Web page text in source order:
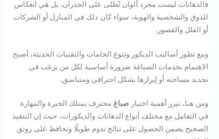
فالدهانات ليست مجرد ألوان تُطلى على الجدران، بل هي انعكاس
للذوق والشخصية والهوية، سواء كان ذلك في المنازل أو الشركات
أو الفلل والقصور.
ومع تطور أساليب الديكور وتنوع الخامات والتقنيات الحديثة، أصبح
الاهتمام بخدمات الصباغة ضرورة أساسية لكل من يرغب في
تجديد مساحته أو إبرازها بشكل احترافي ومتناسق.
ومن هنا، تبرز أهمية اختيار صباغ محترف يمتلك الخبرة والمهارة
في التعامل مع مختلف أنواع الدهانات والديكورات، حيث إن التنفيذ
الصحيح يضمن الحصول على نتائج تدوم طويلًا وتحافظ على رونق